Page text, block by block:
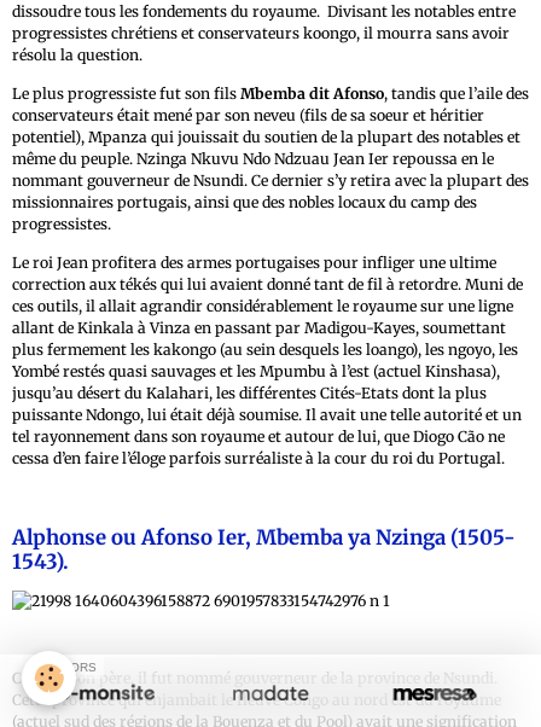
dissoudre tous les fondements du royaume. Divisant les notables entre
progressistes chrétiens et conservateurs koongo, il mourra sans avoir
résolu la question.
Le plus progressiste fut son fils Mbemba dit Afonso, tandis que l’aile des
conservateurs était mené par son neveu (fils de sa soeur et héritier
potentiel), Mpanza qui jouissait du soutien de la plupart des notables et
même du peuple. Nzinga Nkuvu Ndo Ndzuau Jean Ier repoussa en le
nommant gouverneur de Nsundi. Ce dernier s’y retira avec la plupart des
missionnaires portugais, ainsi que des nobles locaux du camp des
progressistes.
Le roi Jean profitera des armes portugaises pour infliger une ultime
correction aux tékés qui lui avaient donné tant de fil à retordre. Muni de
ces outils, il allait agrandir considérablement le royaume sur une ligne
allant de Kinkala à Vinza en passant par Madigou-Kayes, soumettant
plus fermement les kakongo (au sein desquels les loango), les ngoyo, les
Yombé restés quasi sauvages et les Mpumbu à l’est (actuel Kinshasa),
jusqu’au désert du Kalahari, les différentes Cités-Etats dont la plus
puissante Ndongo, lui était déjà soumise. Il avait une telle autorité et un
tel rayonnement dans son royaume et autour de lui, que Diogo Cão ne
cessa d’en faire l’éloge parfois surréaliste à la cour du roi du Portugal.
Alphonse ou Afonso Ier, Mbemba ya Nzinga (1505-
1543).
Comme son père, il fut nommé gouverneur de la province de Nsundi.
Cette province qui enjambait le fleuve Congo au nord est du royaume
(actuel sud des régions de la Bouenza et du Pool) avait une signification
SPONSORS